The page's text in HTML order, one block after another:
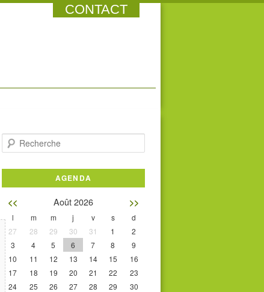
CONTACT
Recherche
AGENDA
<< Août 2026 >>
l m m j v s
d
27
28 29 30 31 1
2
3
4 5 6 7 8
9
10
11 12 13 14 15
16
17
18 19 20 21 22
23
24
25 26 27 28 29
30